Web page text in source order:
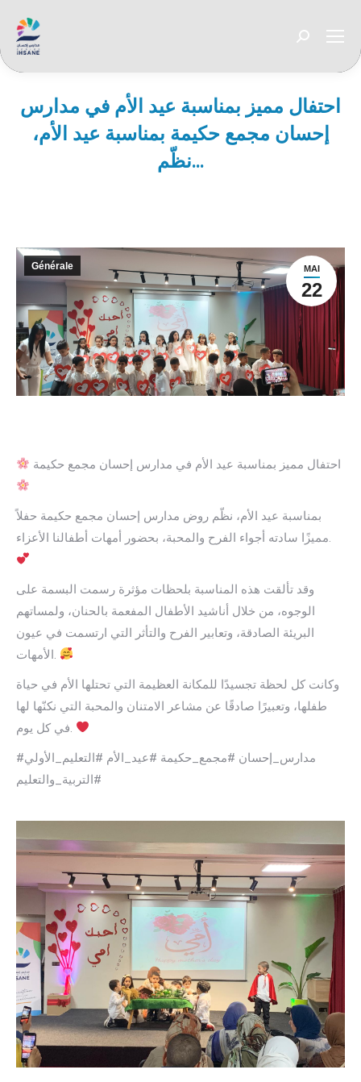
Recherche
احتفال مميز بمناسبة عيد الأم في مدارس
إحسان مجمع حكيمة بمناسبة عيد الأم،
نظّم…
MAI
22
Générale
احتفال مميز بمناسبة عيد الأم في مدارس إحسان مجمع حكيمة
بمناسبة عيد الأم، نظّم روض مدارس إحسان مجمع حكيمة حفلاً
وقد تألقت هذه المناسبة بلحظات مؤثرة رسمت البسمة على
الوجوه، من خلال أناشيد الأطفال المفعمة بالحنان، ولمساتهم
البريئة الصادقة، وتعابير الفرح والتأثر التي ارتسمت في عيون
وكانت كل لحظة تجسيدًا للمكانة العظيمة التي تحتلها الأم في حياة
طفلها، وتعبيرًا صادقًا عن مشاعر الامتنان والمحبة التي نكنّها لها
#مدارس_إحسان #مجمع_حكيمة #عيد_الأم #التعليم_الأولي
#التربية_والتعليم